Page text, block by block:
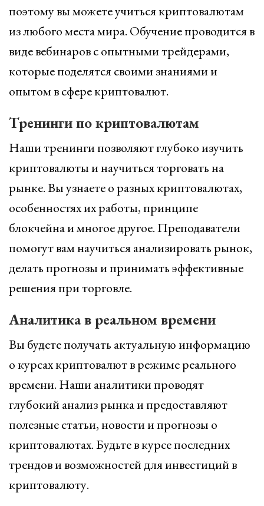
поэтому вы можете учиться криптовалютам
из любого места мира. Обучение проводится в
виде вебинаров с опытными трейдерами,
которые поделятся своими знаниями и
опытом в сфере криптовалют.
Тренинги по криптовалютам
Наши тренинги позволяют глубоко изучить
криптовалюты и научиться торговать на
рынке. Вы узнаете о разных криптовалютах,
особенностях их работы, принципе
блокчейна и многое другое. Преподаватели
помогут вам научиться анализировать рынок,
делать прогнозы и принимать эффективные
решения при торговле.
Аналитика в реальном времени
Вы будете получать актуальную информацию
о курсах криптовалют в режиме реального
времени. Наши аналитики проводят
глубокий анализ рынка и предоставляют
полезные статьи, новости и прогнозы о
криптовалютах. Будьте в курсе последних
трендов и возможностей для инвестиций в
криптовалюту.